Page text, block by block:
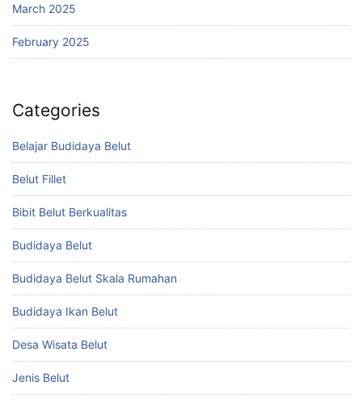
March 2025
February 2025
Categories
Belajar Budidaya Belut
Belut Fillet
Bibit Belut Berkualitas
Budidaya Belut
Budidaya Belut Skala Rumahan
Budidaya Ikan Belut
Desa Wisata Belut
Jenis Belut